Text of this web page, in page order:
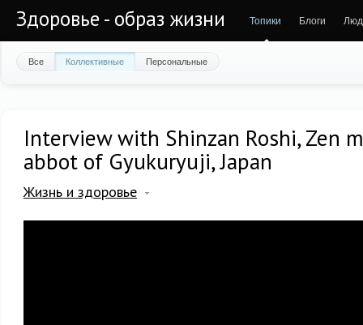
Здоровье - образ жизни Топики Блоги
Все Коллективные Персональные
Interview with Shinzan Roshi, Zen
abbot of Gyukuryuji, Japan
Жизнь и здоровье